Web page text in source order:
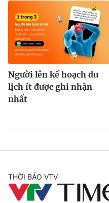
Người lên kế hoạch du
lịch ít được ghi nhận
nhất
THỜI BÁO VTV